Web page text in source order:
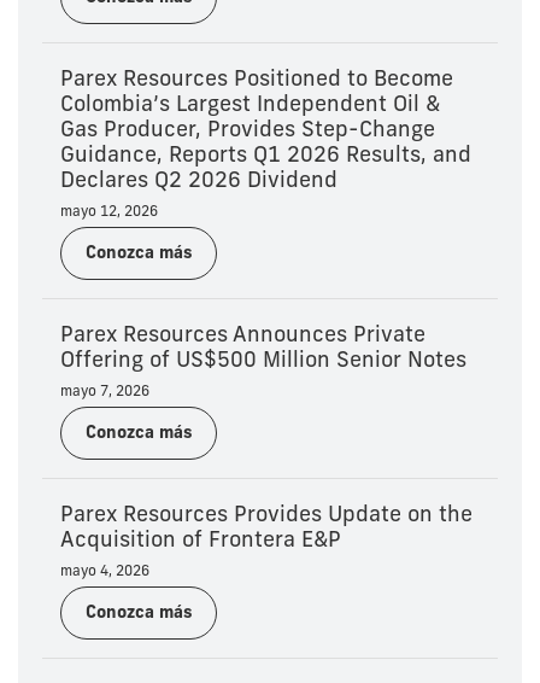
Parex Resources Positioned to Become
Colombia’s Largest Independent Oil &
Gas Producer, Provides Step-Change
Guidance, Reports Q1 2026 Results, and
Declares Q2 2026 Dividend
mayo 12, 2026
Conozca más
Parex Resources Announces Private
Offering of US$500 Million Senior Notes
mayo 7, 2026
Conozca más
Parex Resources Provides Update on the
Acquisition of Frontera E&P
mayo 4, 2026
Conozca más